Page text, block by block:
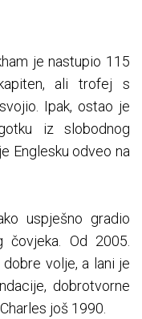
je nastupio 115
ali trofej s
Ipak, ostao je
iz slobodnog
Englesku odveo na
uspješno gradio
čovjeka. Od 2005.
volje, a lani je
dobrotvorne
još 1990.